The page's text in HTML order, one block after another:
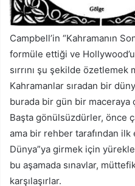
Campbell’in “Kahramanın
formüle ettiği ve
sırrını şu şekilde özetlemek
Kahramanlar sıradan bir
burada bir gün bir maceraya
Başta gönülsüzdürler, önce
ama bir rehber tarafından ilk
Dünya”ya girmek için
bu aşamada sınavlar,
karşılaşırlar.